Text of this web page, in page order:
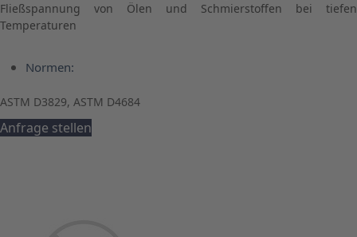
Fließspannung von Ölen und Schmierstoffen bei tiefen
Temperaturen
Normen:
ASTM D3829, ASTM D4684
Anfrage stellen